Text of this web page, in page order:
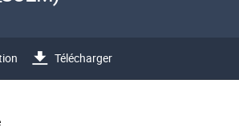
Télécharger